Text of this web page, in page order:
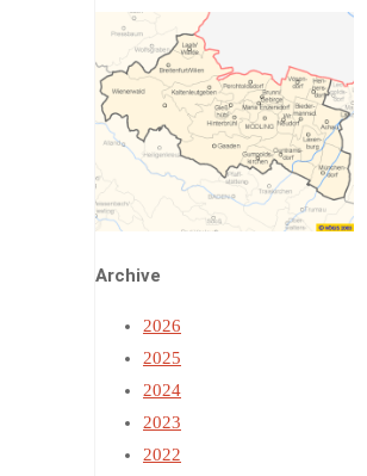
Archive
2026
2025
2024
2023
2022